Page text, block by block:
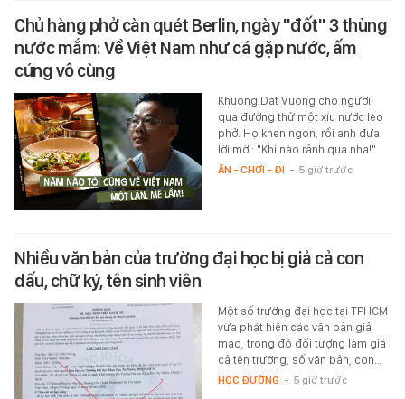
Chủ hàng phở càn quét Berlin, ngày "đốt" 3 thùng
nước mắm: Về Việt Nam như cá gặp nước, ấm
cúng vô cùng
Khuong Dat Vuong cho người
qua đường thử một xíu nước lèo
phở. Họ khen ngon, rồi anh đưa
lời mời: "Khi nào rảnh qua nha!"
ĂN - CHƠI - ĐI - 5 giờ trước
Nhiều văn bản của trường đại học bị giả cả con
dấu, chữ ký, tên sinh viên
Một số trường đại học tại TPHCM
vừa phát hiện các văn bản giả
mạo, trong đó đối tượng làm giả
cả tên trường, số văn bản, con…
HỌC ĐƯỜNG - 5 giờ trước